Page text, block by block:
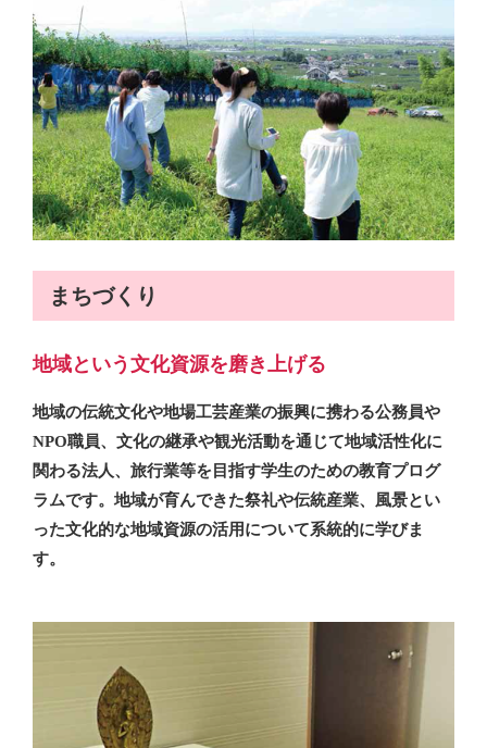
まちづくり
地域という文化資源を磨き上げる
地域の伝統文化や地場工芸産業の振興に携わる公務員や
NPO職員、文化の継承や観光活動を通じて地域活性化に
関わる法人、旅行業等を目指す学生のための教育プログ
ラムです。地域が育んできた祭礼や伝統産業、風景とい
った文化的な地域資源の活用について系統的に学びま
す。